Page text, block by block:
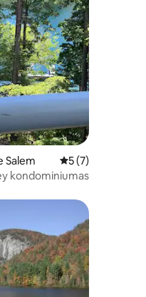
532
Salem Vidutinis
5 (7)
kondominiumas